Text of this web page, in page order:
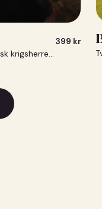
Vargskinn, ringbrynja & sköld — du som nordisk krigsherre ⚔️
399 kr